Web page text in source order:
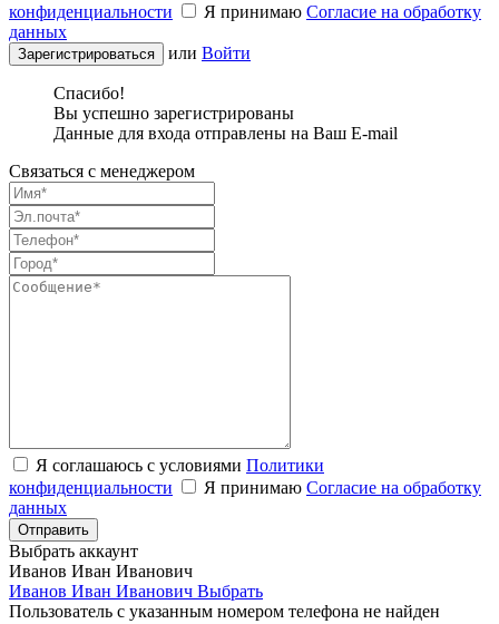
конфиденциальности
Я принимаю Согласие на обработку
данных
или Войти
Спасибо!
Вы успешно зарегистрированы
Данные для входа отправлены на Ваш E-mail
Связаться с менеджером
Я соглашаюсь с условиями Политики
конфиденциальности
Я принимаю Согласие на обработку
данных
Выбрать аккаунт
Иванов Иван Иванович
Иванов Иван Иванович Выбрать
Пользователь с указанным номером телефона не найден